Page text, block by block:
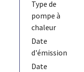
Type de
pompe à
chaleur
Date
d'émission
Date